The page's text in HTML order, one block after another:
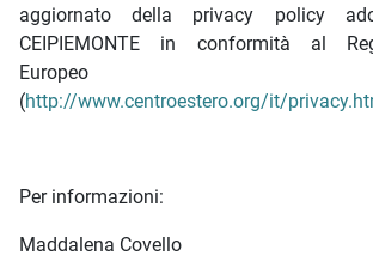
aggiornato della privacy policy
CEIPIEMONTE in conformità al
Europeo 679/
(http://www.centroestero.org/it/
Per informazioni:
Maddalena Covello